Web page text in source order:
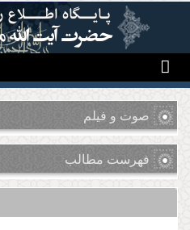
رفتن به محتوای اصلی
صوت و فیلم
فهرست مطالب